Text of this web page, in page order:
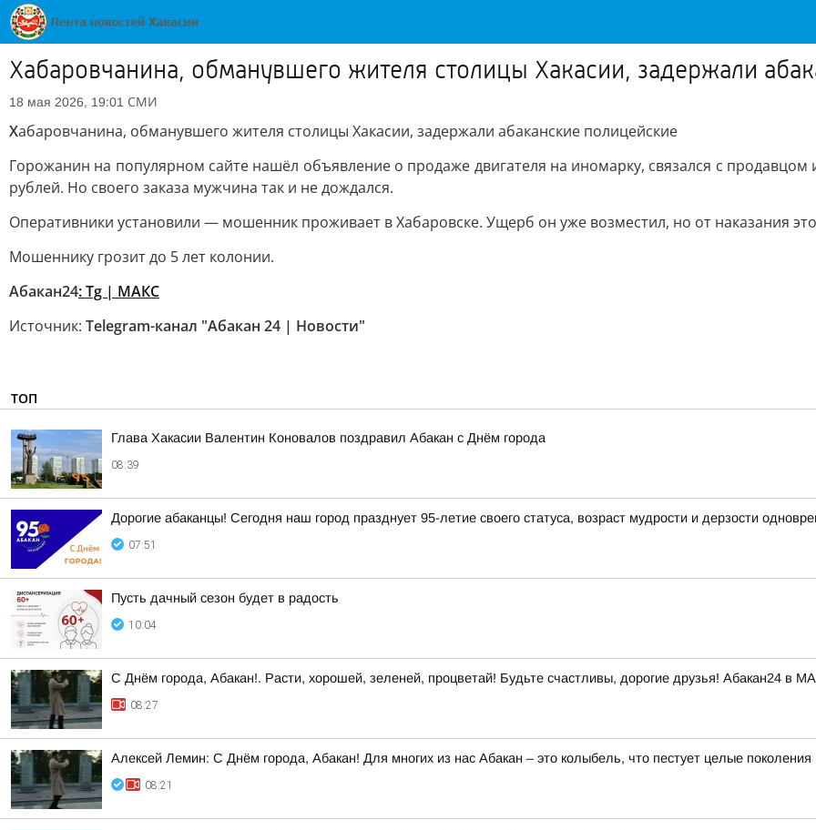
Хабаровчанина, обманувшего жителя столицы Хакасии, задержали
18 мая 2026, 19:01 СМИ
Хабаровчанина, обманувшего жителя столицы Хакасии, задержали абаканские полицейские
Горожанин на популярном сайте нашёл объявление о продаже двигателя на иномарку, связался с продавцом
рублей. Но своего заказа мужчина так и не дождался.
Оперативники установили — мошенник проживает в Хабаровске. Ущерб он уже возместил, но от наказания
Мошеннику грозит до 5 лет колонии.
Абакан24: Tg | MAКС
Источник: Telegram-канал "Абакан 24 | Новости"
ТОП
Глава Хакасии Валентин Коновалов поздравил Абакан с Днём города
08:39
Дорогие абаканцы! Сегодня наш город празднует 95-летие своего статуса, возраст мудрости и дерзости
07:51
Пусть дачный сезон будет в радость
10:04
С Днём города, Абакан!. Расти, хорошей, зеленей, процветай! Будьте счастливы, дорогие друзья! Абакан24 в
08:27
Алексей Лемин: С Днём города, Абакан! Для многих из нас Абакан – это колыбель, что пестует целые поколения
08:21